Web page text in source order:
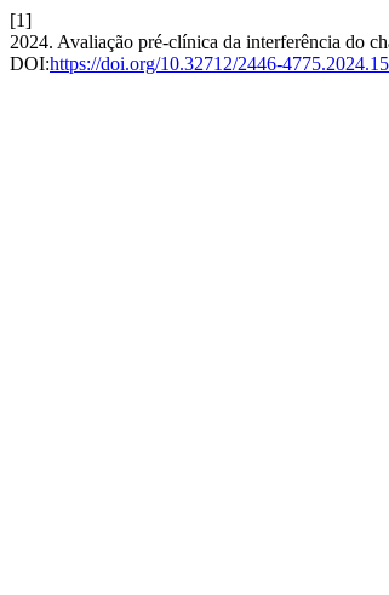
[1]
2024. Avaliação pré-clínica da interferência do
DOI:https://doi.org/10.32712/2446-